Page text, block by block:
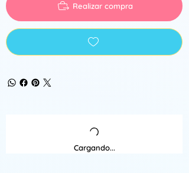
Realizar compra
Cargando...